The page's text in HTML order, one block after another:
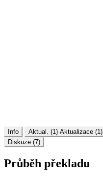
Info Aktual. (1) Aktualizace (1)
Diskuze (7)
Průběh překladu